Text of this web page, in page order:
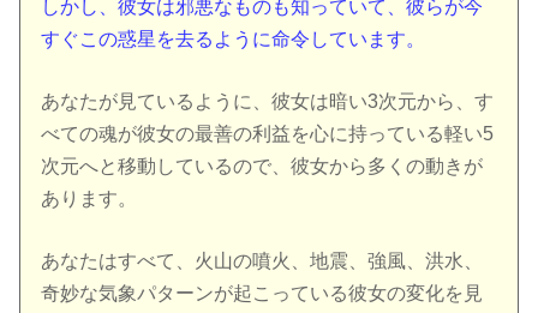
しかし、彼女は邪悪なものも知っていて、彼らが今
すぐこの惑星を去るように命令しています。
あなたが見ているように、彼女は暗い3次元から、す
べての魂が彼女の最善の利益を心に持っている軽い5
次元へと移動しているので、彼女から多くの動きが
あります。
あなたはすべて、火山の噴火、地震、強風、洪水、
奇妙な気象パターンが起こっている彼女の変化を見